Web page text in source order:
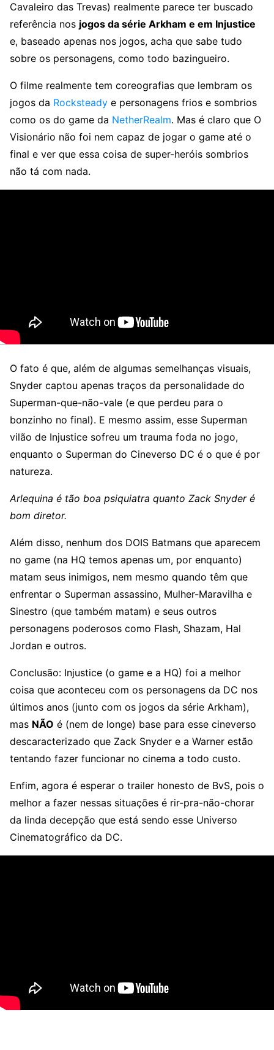
Cavaleiro das Trevas) realmente parece ter buscado
referência nos jogos da série Arkham e em Injustice
e, baseado apenas nos jogos, acha que sabe tudo
sobre os personagens, como todo bazingueiro.
O filme realmente tem coreografias que lembram os
jogos da Rocksteady e personagens frios e sombrios
como os do game da NetherRealm. Mas é claro que O
Visionário não foi nem capaz de jogar o game até o
final e ver que essa coisa de super-heróis sombrios
não tá com nada.
O fato é que, além de algumas semelhanças visuais,
Snyder captou apenas traços da personalidade do
Superman-que-não-vale (e que perdeu para o
bonzinho no final). E mesmo assim, esse Superman
vilão de Injustice sofreu um trauma foda no jogo,
enquanto o Superman do Cineverso DC é o que é por
natureza.
Arlequina é tão boa psiquiatra quanto Zack Snyder é
bom diretor.
Além disso, nenhum dos DOIS Batmans que aparecem
no game (na HQ temos apenas um, por enquanto)
matam seus inimigos, nem mesmo quando têm que
enfrentar o Superman assassino, Mulher-Maravilha e
Sinestro (que também matam) e seus outros
personagens poderosos como Flash, Shazam, Hal
Jordan e outros.
Conclusão: Injustice (o game e a HQ) foi a melhor
coisa que aconteceu com os personagens da DC nos
últimos anos (junto com os jogos da série Arkham),
mas NÃO é (nem de longe) base para esse cineverso
descaracterizado que Zack Snyder e a Warner estão
tentando fazer funcionar no cinema a todo custo.
Enfim, agora é esperar o trailer honesto de BvS, pois o
melhor a fazer nessas situações é rir-pra-não-chorar
da linda decepção que está sendo esse Universo
Cinematográfico da DC.